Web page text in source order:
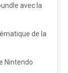
avec la
de la
Nintendo